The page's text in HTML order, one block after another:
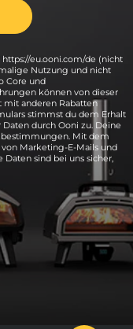
eu.ooni.com/de (nicht
Nutzung und nicht
Core und
können von dieser
mit anderen Rabatten
stimmst du dem Erhalt
durch Ooni zu. Deine
Mit dem
Marketing-E-Mails und
sind bei uns sicher,